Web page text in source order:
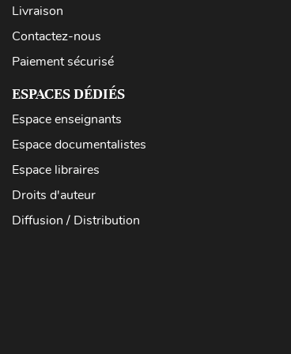
Livraison
Contactez-nous
Paiement sécurisé
ESPACES DÉDIÉS
Espace enseignants
Espace documentalistes
Espace libraires
Droits d'auteur
Diffusion / Distribution